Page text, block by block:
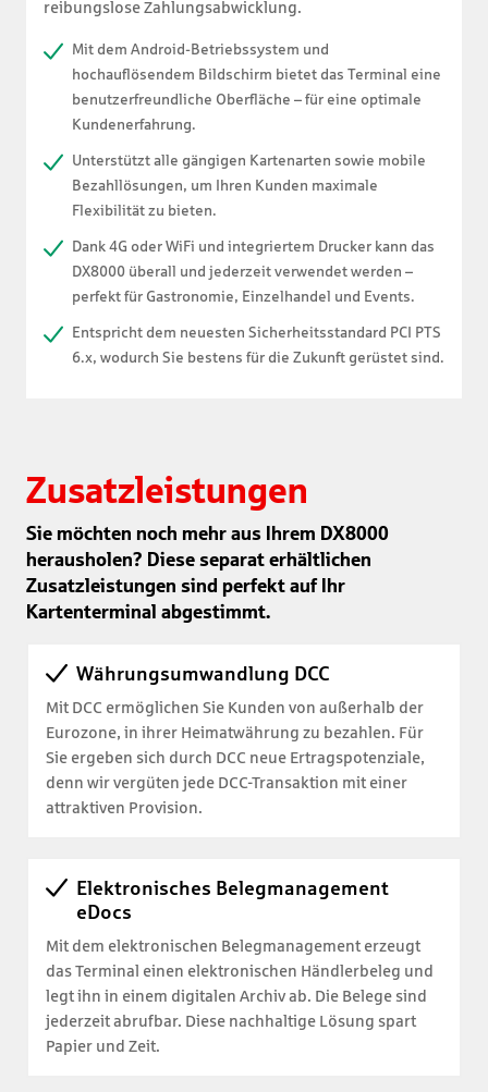
reibungslose Zahlungsabwicklung.
Mit dem Android-Betriebssystem und
hochauflösendem Bildschirm bietet das Terminal eine
benutzerfreundliche Oberfläche – für eine optimale
Kundenerfahrung.
Unterstützt alle gängigen Kartenarten sowie mobile
Bezahllösungen, um Ihren Kunden maximale
Flexibilität zu bieten.
Dank 4G oder WiFi und integriertem Drucker kann das
DX8000 überall und jederzeit verwendet werden –
perfekt für Gastronomie, Einzelhandel und Events.
Entspricht dem neuesten Sicherheitsstandard PCI PTS
6.x, wodurch Sie bestens für die Zukunft gerüstet sind.
Zusatzleistungen
Sie möchten noch mehr aus Ihrem DX8000
herausholen? Diese separat erhältlichen
Zusatzleistungen sind perfekt auf Ihr
Kartenterminal abgestimmt.
Währungsumwandlung DCC
Mit DCC ermöglichen Sie Kunden von außerhalb der
Eurozone, in ihrer Heimatwährung zu bezahlen. Für
Sie ergeben sich durch DCC neue Ertragspotenziale,
denn wir vergüten jede DCC-Transaktion mit einer
attraktiven Provision.
Elektronisches Belegmanagement
eDocs
Mit dem elektronischen Belegmanagement erzeugt
das Terminal einen elektronischen Händlerbeleg und
legt ihn in einem digitalen Archiv ab. Die Belege sind
jederzeit abrufbar. Diese nachhaltige Lösung spart
Papier und Zeit.